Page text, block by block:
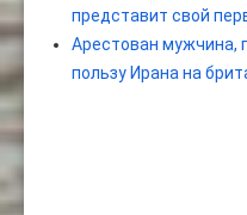
представит свой
Арестован мужчина,
пользу Ирана на